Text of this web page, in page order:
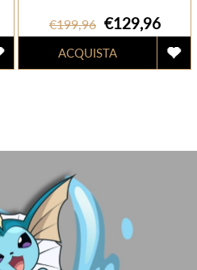
€199,96 €129,96